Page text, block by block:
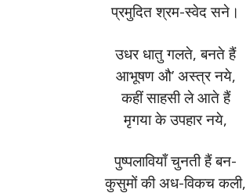
प्रमुदित श्रम-स्वेद सने।
उधर धातु गलते, बनते हैं
आभूषण औ’ अस्त्र नये,
कहीं साहसी ले आते हैं
मृगया के उपहार नये,
पुष्पलावियाँ चुनती हैं बन-
कुसुमों की अध-विकच कली,